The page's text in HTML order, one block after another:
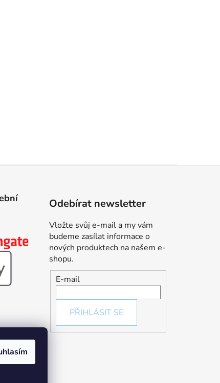
Odebírat newsletter
Vložte svůj e-mail a my vám
budeme zasílat informace o
nových produktech na našem e-
shopu.
E-mail
PŘIHLÁSIT SE